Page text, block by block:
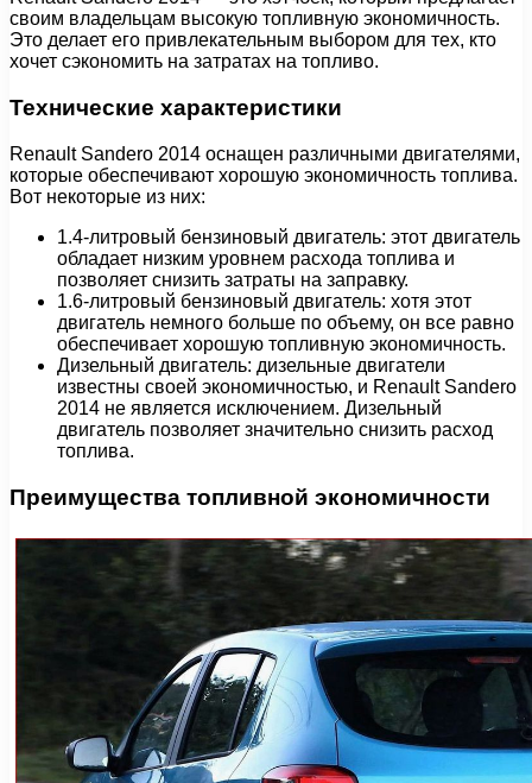
своим владельцам высокую топливную экономичность.
Это делает его привлекательным выбором для тех, кто
хочет сэкономить на затратах на топливо.
Технические характеристики
Renault Sandero 2014 оснащен различными двигателями,
которые обеспечивают хорошую экономичность топлива.
Вот некоторые из них:
1.4-литровый бензиновый двигатель: этот двигатель
обладает низким уровнем расхода топлива и
позволяет снизить затраты на заправку.
1.6-литровый бензиновый двигатель: хотя этот
двигатель немного больше по объему, он все равно
обеспечивает хорошую топливную экономичность.
Дизельный двигатель: дизельные двигатели
известны своей экономичностью, и Renault Sandero
2014 не является исключением. Дизельный
двигатель позволяет значительно снизить расход
топлива.
Преимущества топливной экономичности